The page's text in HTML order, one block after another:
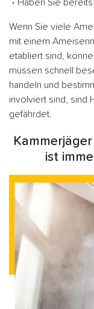
Haben Sie
Wenn Sie viele
mit einem
etabliert sind,
müssen schnell
handeln und
involviert sind, sind
gefährdet.
ist